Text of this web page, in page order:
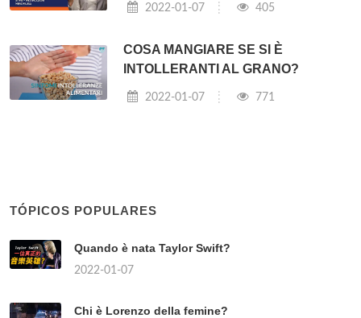
2022-01-07 405
COSA MANGIARE SE SI È
INTOLLERANTI AL GRANO?
2022-01-07 771
TÓPICOS POPULARES
Quando è nata Taylor Swift?
2022-01-07
Chi è Lorenzo della femine?